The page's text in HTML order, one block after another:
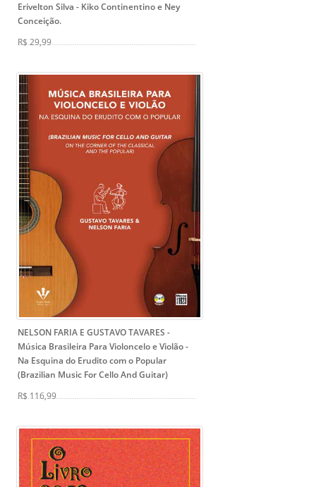
Erivelton Silva - Kiko Continentino e Ney
Conceição.
R$ 29,99
NELSON FARIA E GUSTAVO TAVARES -
Música Brasileira Para Violoncelo e Violão-
Na Esquina do Erudito com o Popular
(Brazilian Music For Cello And Guitar)
R$ 116,99